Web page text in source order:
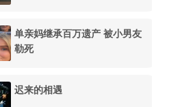
单亲妈继承百万遗产 被小男友
勒死
迟来的相遇